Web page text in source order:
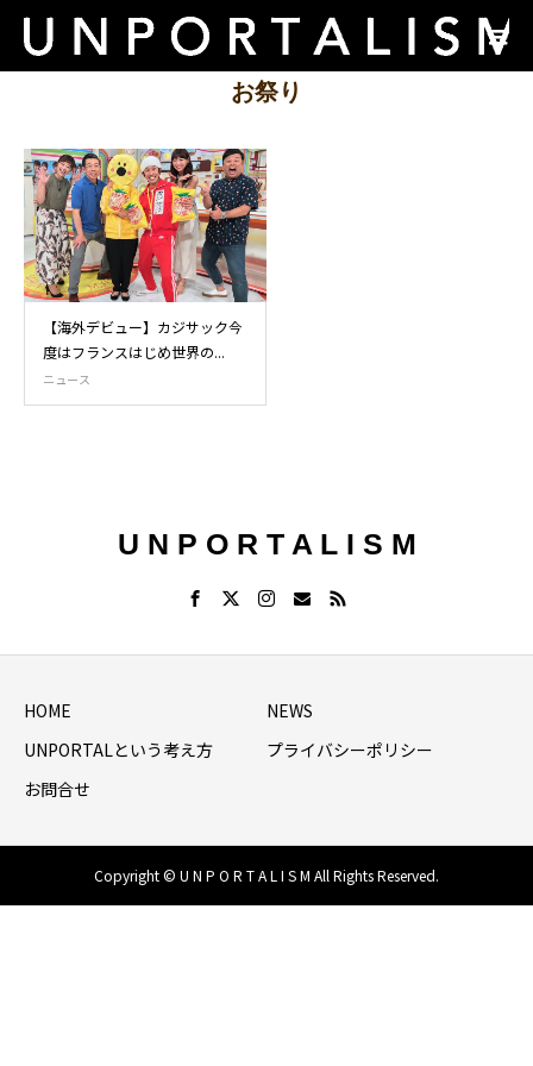
お祭り
【海外デビュー】カジサック今
度はフランスはじめ世界の...
ニュース
U N P O R T A L I S M
HOME
NEWS
UNPORTALという考え方
プライバシーポリシー
お問合せ
Copyright © U N P O R T A L I S M All Rights Reserved.